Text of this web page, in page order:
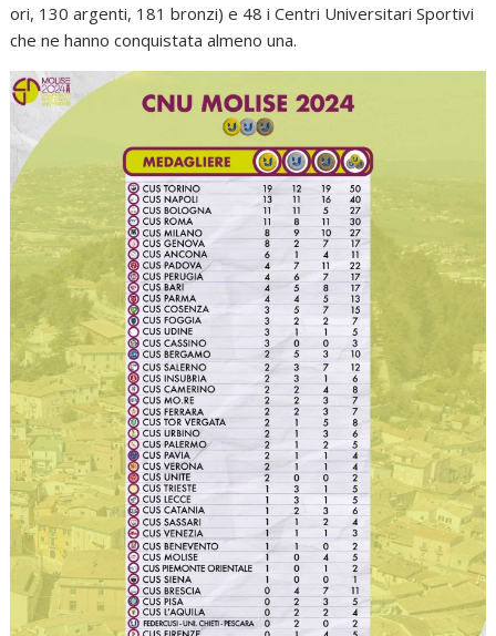
ori, 130 argenti, 181 bronzi) e 48 i Centri Universitari Sportivi
che ne hanno conquistata almeno una.